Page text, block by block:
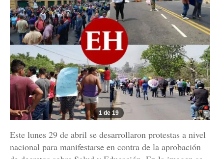
1 de 19
Este lunes 29 de abril se desarrollaron protestas a nivel
nacional para manifestarse en contra de la aprobación